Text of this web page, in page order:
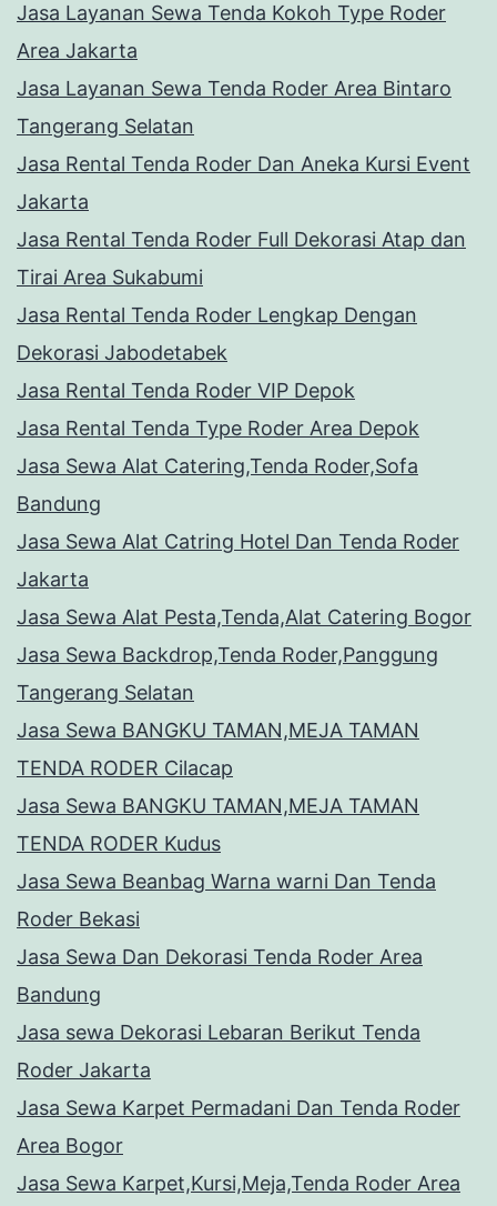
Jasa Layanan Sewa Tenda Kokoh Type Roder
Area Jakarta
Jasa Layanan Sewa Tenda Roder Area Bintaro
Tangerang Selatan
Jasa Rental Tenda Roder Dan Aneka Kursi Event
Jakarta
Jasa Rental Tenda Roder Full Dekorasi Atap dan
Tirai Area Sukabumi
Jasa Rental Tenda Roder Lengkap Dengan
Dekorasi Jabodetabek
Jasa Rental Tenda Roder VIP Depok
Jasa Rental Tenda Type Roder Area Depok
Jasa Sewa Alat Catering,Tenda Roder,Sofa
Bandung
Jasa Sewa Alat Catring Hotel Dan Tenda Roder
Jakarta
Jasa Sewa Alat Pesta,Tenda,Alat Catering Bogor
Jasa Sewa Backdrop,Tenda Roder,Panggung
Tangerang Selatan
Jasa Sewa BANGKU TAMAN,MEJA TAMAN
TENDA RODER Cilacap
Jasa Sewa BANGKU TAMAN,MEJA TAMAN
TENDA RODER Kudus
Jasa Sewa Beanbag Warna warni Dan Tenda
Roder Bekasi
Jasa Sewa Dan Dekorasi Tenda Roder Area
Bandung
Jasa sewa Dekorasi Lebaran Berikut Tenda
Roder Jakarta
Jasa Sewa Karpet Permadani Dan Tenda Roder
Area Bogor
Jasa Sewa Karpet,Kursi,Meja,Tenda Roder Area